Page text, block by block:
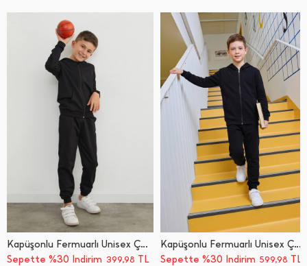
Kapüşonlu Fermuarlı Unisex Çocuk Eşofman Takımı
Sepette %30 İndirim 399,98 TL
Kapüşonlu Fermuarlı Unisex Çocuk Eşofman Takımı
Sepette %30 İndirim 599,98 TL